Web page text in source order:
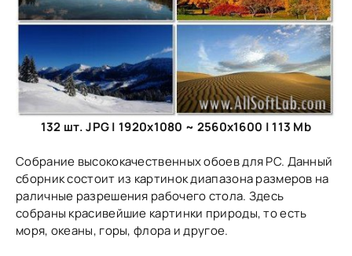
132 шт. JPG | 1920x1080 ~ 2560x1600 | 113 Mb
Собрание высококачественных обоев для PC. Данный
сборник состоит из картинок диапазона размеров на
раличные разрешения рабочего стола. Здесь
собраны красивейшие картинки природы, то есть
моря, океаны, горы, флора и другое.